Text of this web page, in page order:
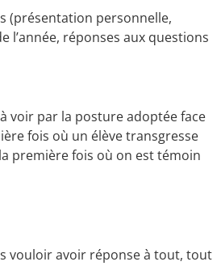
(présentation personnelle,
réponses aux questions
voir par la posture adoptée face
fois où un élève transgresse
première fois où on est témoin
vouloir avoir réponse à tout, tout